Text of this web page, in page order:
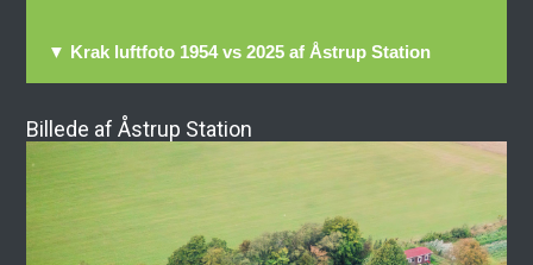
▼ Krak luftfoto 1954 vs 2025 af Åstrup Station
Billede af Åstrup Station